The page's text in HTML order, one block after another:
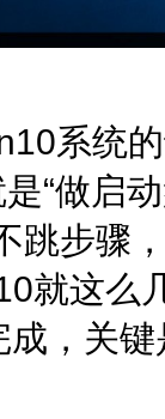
系统
“做启
跳步骤
就这么
，关